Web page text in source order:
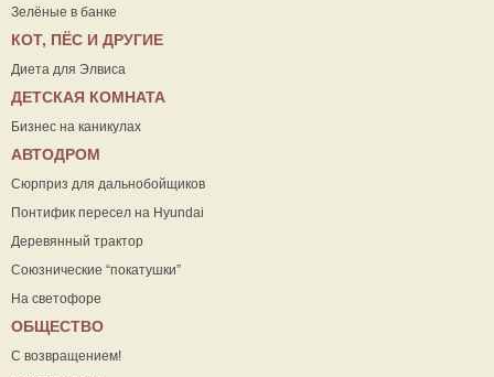
Зелёные в банке
КОТ, ПЁС И ДРУГИЕ
Диета для Элвиса
ДЕТСКАЯ КОМНАТА
Бизнес на каникулах
АВТОДРОМ
Сюрприз для дальнобойщиков
Понтифик пересел на Hyundai
Деревянный трактор
Союзнические “покатушки”
На светофоре
ОБЩЕСТВО
С возвращением!